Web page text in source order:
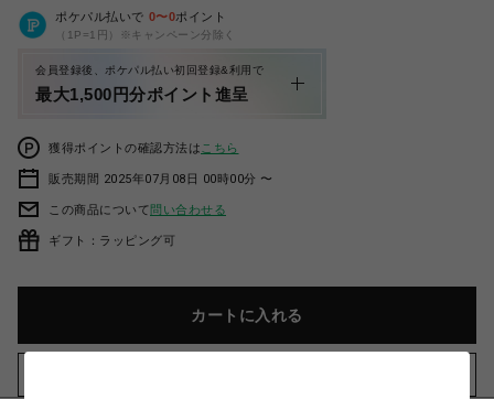
ポケパル払いで 0〜0ポイント
（1P=1円）※キャンペーン分除く
会員登録後、ポケパル払い初回登録&利用で
最大1,500円分ポイント進呈
獲得ポイントの確認方法は こちら
販売期間 2025年07月08日 00時00分 〜
この商品について問い合わせる
ギフト：ラッピング可
カートに入れる